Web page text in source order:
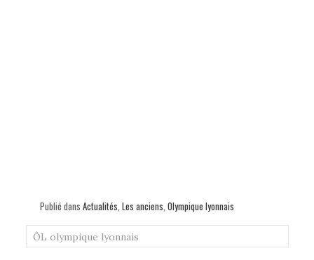
Publié dans Actualités Les anciens Olympique lyonnais
ÔL olympique lyonnais